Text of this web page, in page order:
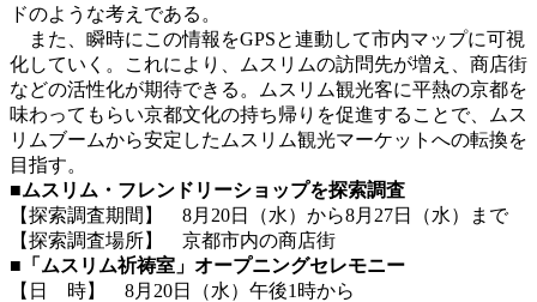
ドのような考えである。
また、瞬時にこの情報をGPSと連動して市内マップに可視
化していく。これにより、ムスリムの訪問先が増え、商店街
などの活性化が期待できる。ムスリム観光客に平熱の京都を
味わってもらい京都文化の持ち帰りを促進することで、ムス
リムブームから安定したムスリム観光マーケットへの転換を
目指す。
■ムスリム・フレンドリーショップを探索調査
【探索調査期間】 8月20日（水）から8月27日（水）まで
【探索調査場所】 京都市内の商店街
■「ムスリム祈祷室」オープニングセレモニー
【日 時】 8月20日（水）午後1時から